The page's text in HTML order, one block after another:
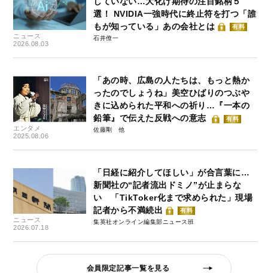
ニュース
2026.08.03
選！ NVIDIA一強時代に終止符を打つ「誰
もが知っている」あの会社とは
有料
石井僚一
エンタメ
2025.08.06
「あの時、広島の人たちは、もっと熱か
ったのでしょうね」美空ひばりのつぶや
きに込められた平和への祈り…『一本の
鉛筆』で伝えた反戦への意志
有料
佐藤剛
ニュース
2026.07.18
「日経に紹介してほしい」が合言葉に…
新聞社の“記者流出ドミノ”が止まらな
い 「TikToker化まで求められた」現場
記者から不満続出
有料
集英社オンライン編集部ニュース班
会員限定記事一覧を見る